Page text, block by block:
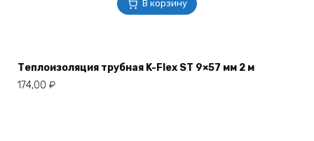
В корзину
Теплоизоляция трубная K-Flex ST 9×57 мм 2 м
174,00 ₽